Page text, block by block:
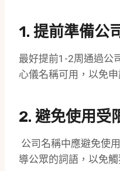
1. 提前準備公
最好提前1-2周通過公
心儀名稱可用，以免申
2. 避免使用受
公司名稱中應避免使
導公眾的詞語，以免觸